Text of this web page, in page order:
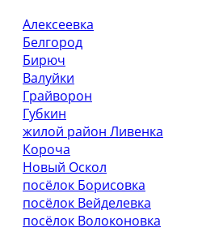
Алексеевка
Белгород
Бирюч
Валуйки
Грайворон
Губкин
жилой район Ливенка
Короча
Новый Оскол
посёлок Борисовка
посёлок Вейделевка
посёлок Волоконовка